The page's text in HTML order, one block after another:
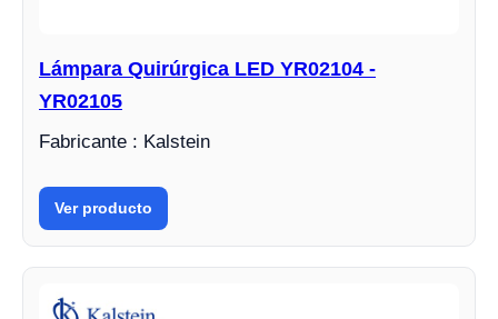
Lámpara Quirúrgica LED YR02104 -
YR02105
Fabricante : Kalstein
Ver producto